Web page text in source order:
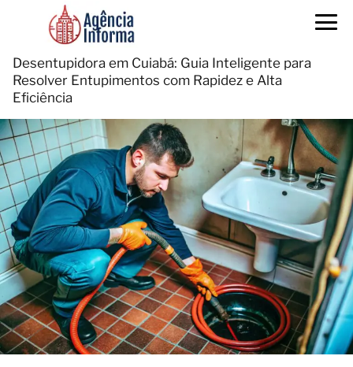
Desentupidora em Cuiabá: Guia Inteligente para
Resolver Entupimentos com Rapidez e Alta
Eficiência